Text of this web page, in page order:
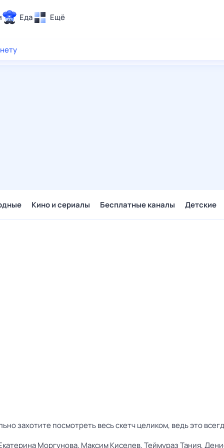
Еда Ещё
Кино и сериалы Бесплатные каналы Детские
захотите посмотреть весь скетч целиком, ведь это
Моргунова, Максим Киселев,Теймураз Тания,